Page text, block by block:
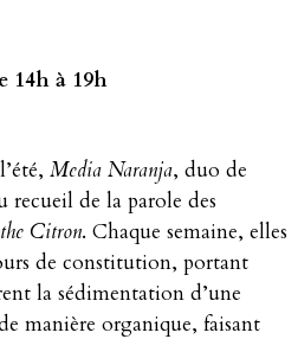
14h à 19h
Media Naranja, duo de
recueil de la parole des
Citron. Chaque semaine, elles
de constitution, portant
la sédimentation d’une
manière organique, faisant